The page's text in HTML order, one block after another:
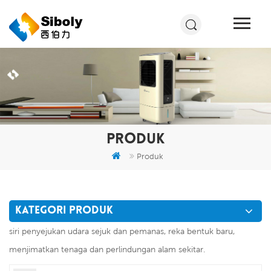
PRODUK
Produk
KATEGORI PRODUK
siri penyejukan udara sejuk dan pemanas, reka bentuk baru,
menjimatkan tenaga dan perlindungan alam sekitar.